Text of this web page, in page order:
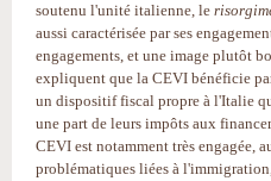
soutenu l'unité italienne, le
aussi caractérisée par ses
engagements, et une image plutôt
expliquent que la CEVI bénéficie
un dispositif fiscal propre à l'Italie
une part de leurs impôts aux
CEVI est notamment très engagée,
problématiques liées à